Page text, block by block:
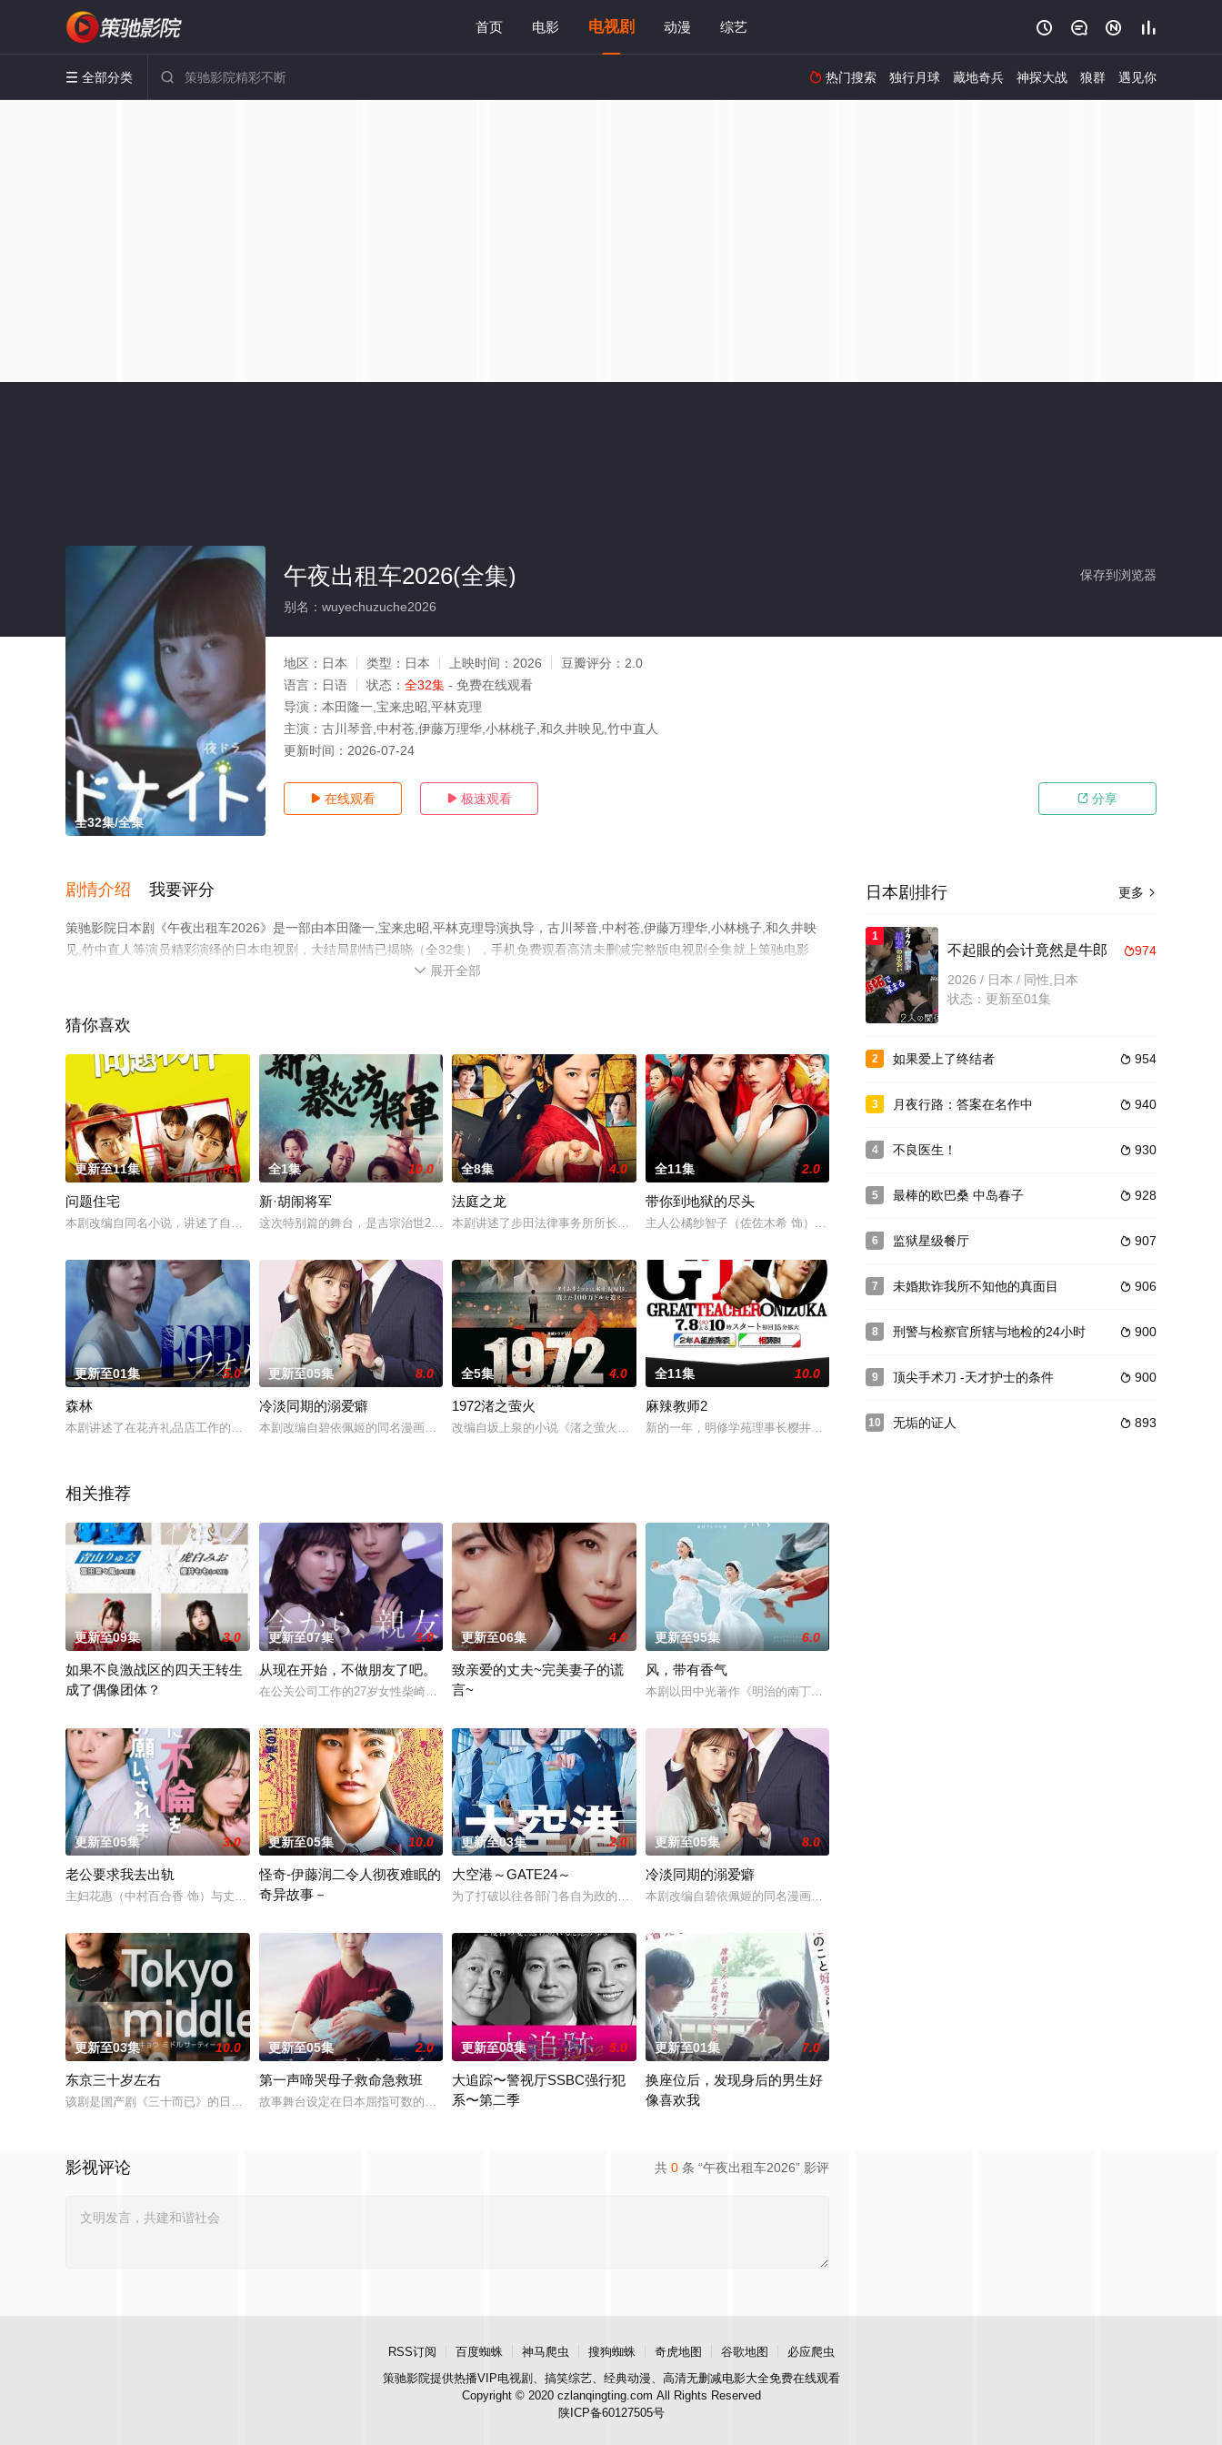
首页 电影 电视剧 动漫 综艺    
 全部分类   热门搜索 独行月球 藏地奇兵 神探大战 狼群 遇见你
全32集/全集
保存到浏览器
午夜出租车2026(全集)
别名：wuyechuzuche2026
地区： 日本 类型： 日本 上映时间： 2026 豆瓣评分： 2.0
语言： 日语 状态： 全32集 - 免费在线观看
导演： 本田隆一,宝来忠昭,平林克理
主演： 古川琴音,中村苍,伊藤万理华,小林桃子,和久井映见,竹中直人
更新时间： 2026-07-24
 在线观看  极速观看  分享
剧情介绍 我要评分
策驰影院日本剧《午夜出租车2026》是一部由本田隆一,宝来忠昭,平林克理导演执导，古川琴音,中村苍,伊藤万理华,小林桃子,和久井映
见,竹中直人等演员精彩演绎的日本电视剧，大结局剧情已揭晓（全32集），手机免费观看高清未删减完整版电视剧全集就上策驰电影
网，更多相关信息可移步至豆瓣电视剧、电视猫或剧情网等平台了解。
 展开全部
猜你喜欢
更新至11集 8.0
问题住宅
本剧改编自同名小说，讲述了自杀、幽灵党、失踪、垃圾屋等各种各样的住宅所发生奇怪事件的谜题，由头脑聪明、腕力强、拥有与人类不同的破天荒特质的犬
全1集 10.0
新·胡闹将军
这次特别篇的舞台，是吉宗治世20多年后的江户城。原创系列中年轻的将军吉宗也面临着六十大寿的继承问题。剧中保留了系列的世界观和魅力，在继承问题
全8集 4.0
法庭之龙
本剧讲述了步田法律事务所所长步田虎太郎（高杉真宙 饰）继承了父亲的事务所。经过父亲那个拥有众多律师的时代，现在旗下的律师只有虎太郎
全11集 2.0
带你到地狱的尽头
主人公橘纱智子（佐佐木希 饰）发誓要向像恶魔一样无情的怪物花井丽奈（涩谷凪咲 饰）复仇。高中时代，
更新至01集 5.0
森林
本剧讲述了在花卉礼品店工作的几岛枫（比嘉爱未 饰）和经营洗衣店的一之濑纯（岩田刚典 饰）是一对同居快一年的恋人。两人过着平凡而幸福的生活，但
更新至05集 8.0
冷淡同期的溺爱癖
本剧改编自碧依佩姬的同名漫画，是一部办公室爱情故事，讲述拥有特殊能力的读心少女与外表冷酷、却在脑海中不断幻想女主角的同期同事之间的恋爱故事。
全5集 4.0
1972渚之萤火
改编自坂上泉的小说《渚之萤火》。故事发生在返还协定生效前的琉球岛（冲绳）。1972年春天，派遣至警视厅的刑警真荣田太一（高桥一生饰）
全11集 10.0
麻辣教师2
新的一年，明修学苑理事长樱井凉子（黑木瞳 饰）带领麾下精英开赴湘南，宣布合并后的明修湘南高中的成
相关推荐
更新至09集 3.0
如果不良激战区的四天王转生
成了偶像团体？
更新至07集 3.0
从现在开始，不做朋友了吧。
在公关公司工作的27岁女性柴崎希麻里性格开朗直率，却因与历任男友在性生活的不合而深陷情感创伤。面对身边朋友接连结婚的焦虑，她向相识于大学、如
更新至06集 4.0
致亲爱的丈夫~完美妻子的谎
言~
更新至95集 6.0
风，带有香气
本剧以田中光著作《明治的南丁格尔 大关和物语》为原案，取材自日本首位专业女护士大关和与铃木雅的真
更新至05集 3.0
老公要求我去出轨
主妇花惠（中村百合香 饰）与丈夫弘树（佐野玲於 饰）及4岁女儿看似幸福，却面临着丧偶式育儿与长达5年的“亲密关系缺失”。深感不安的花惠主动求
更新至05集 10.0
怪奇-伊藤润二令人彻夜难眠的
奇异故事－
更新至03集 2.0
大空港～GATE24～
为了打破以往各部门各自为政的死板规矩，内阁官房直属成立了一个特殊的新部门“GATE24”。这个部门直接把负责查验护照的入境管理局、盯着行
更新至05集 8.0
冷淡同期的溺爱癖
本剧改编自碧依佩姬的同名漫画，是一部办公室爱情故事，讲述拥有特殊能力的读心少女与外表冷酷、却在脑
更新至03集 10.0
东京三十岁左右
该剧是国产剧《三十而已》的日本翻拍版。故事讲述曾从外地来到憧憬的东京的三位女性，在面对恋爱、工作、家庭等方面不如意的现实时，在“35岁”这一
更新至05集 2.0
第一声啼哭母子救命急救班
故事舞台设定在日本屈指可数的顶级豪华医院“圣菲奥娜医院”。少子化、医生短缺、地方产科接连关闭……在令和时代的当下，守护母婴生命的“分娩现场”
更新至03集 5.0
大追踪〜警视厅SSBC强行犯
系〜第二季
更新至01集 7.0
换座位后，发现身后的男生好
像喜欢我
共 0 条 “午夜出租车2026” 影评
影视评论
更多 
日本剧排行
1
974
不起眼的会计竟然是牛郎
2026 / 日本 / 同性,日本
状态：更新至01集
2  954
如果爱上了终结者
3  940
月夜行路：答案在名作中
4  930
不良医生！
5  928
最棒的欧巴桑 中岛春子
6  907
监狱星级餐厅
7  906
未婚欺诈我所不知他的真面目
8  900
刑警与检察官所辖与地检的24小时
9  900
顶尖手术刀 -天才护士的条件
10  893
无垢的证人
RSS订阅 百度蜘蛛 神马爬虫 搜狗蜘蛛 奇虎地图 谷歌地图
必应爬虫
策驰影院提供热播VIP电视剧、搞笑综艺、经典动漫、高清无删减电影大全免费在线观看
Copyright © 2020 czlanqingting.com All Rights Reserved
陕ICP备60127505号